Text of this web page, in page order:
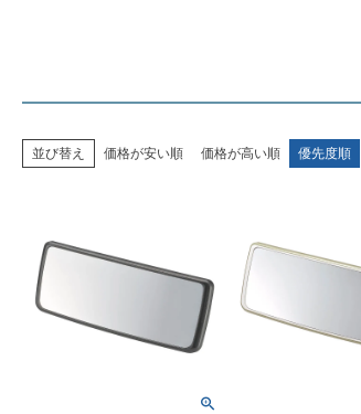
並び替え 価格が安い順 価格が高い順 優先度順